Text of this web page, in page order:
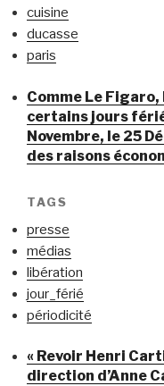
cuisine
ducasse
paris
Comme Le
certains jours
Novembre, le 25
des raisons
TAGS
presse
médias
libération
jour_férié
périodicité
« Revoir Henri
direction d’Anne